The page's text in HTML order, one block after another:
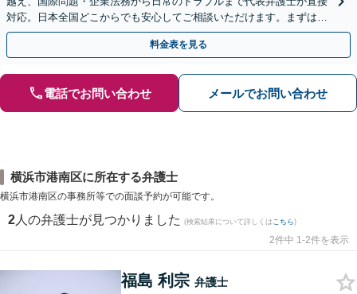
対応。日本全国どこからでも安心してご相談いただけます。まずは一
歩を踏み出してみませんか。【初回相談無料】
料金表を見る
電話でお問い合わせ メールでお問い合わせ
横浜市港南区に所在する弁護士
横浜市港南区の事務所等での面談予約が可能です。
2 人の弁護士が見つかりました (検索結果について詳しくは こちら)
2件中 1-2件を表示
福島 利宗 弁護士